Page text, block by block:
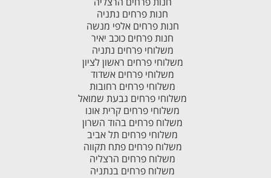
חנות פרחים נתניה
חנות פרחים אלפי מנשה
חנות פרחים כוכב יאיר
משלוחי פרחים נתניה
משלוחי פרחים ראשון לציון
משלוחי פרחים אשדוד
משלוחי פרחים רחובות
משלוחי פרחים גבעת שמואל
משלוחי פרחים קרית אונו
משלוח פרחים בהוד השרון
משלוחי פרחים תל אביב
משלוח פרחים פתח תקווה
משלוח פרחים הרצליה
משלוח פרחים בנתניה